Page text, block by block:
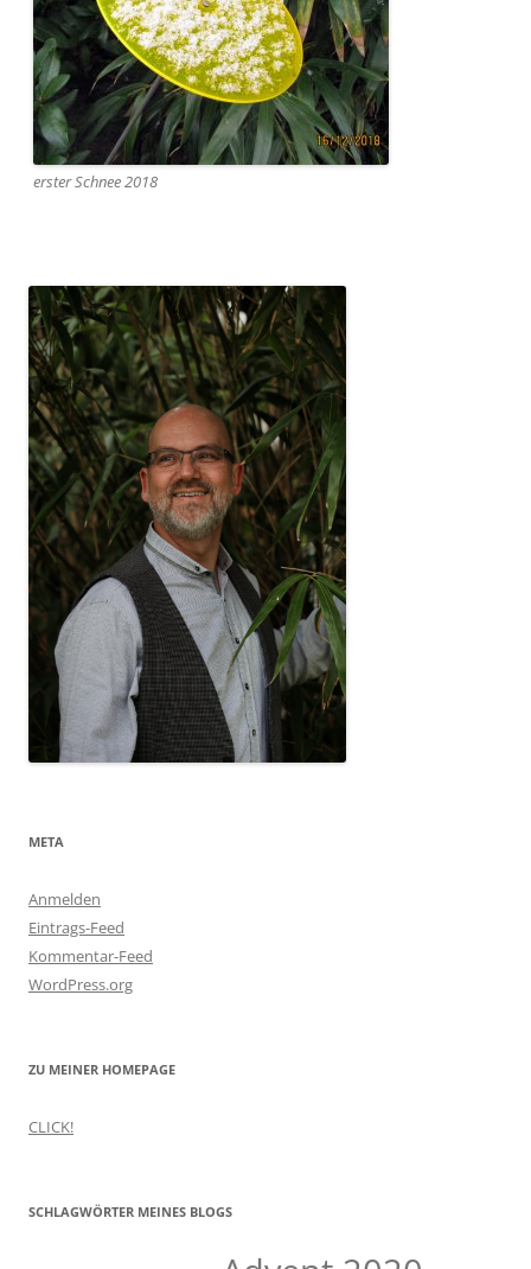
erster Schnee 2018
META
Anmelden
Eintrags-Feed
Kommentar-Feed
WordPress.org
ZU MEINER HOMEPAGE
CLICK!
SCHLAGWÖRTER MEINES BLOGS